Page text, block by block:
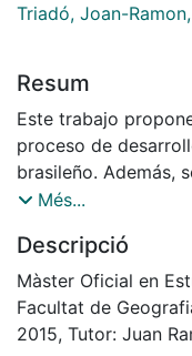
Triadó, Joan-
Resum
Este trabajo
proceso de
brasileño. Además,
los factores
comprendan mejor
características de
mercado. Especial
comportamiento del
Més...
Descripció
Màster Oficial en
Facultat de
2015, Tutor: Juan